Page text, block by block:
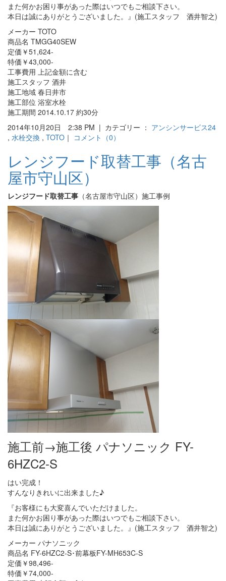
また何かお困り事があった際はいつでもご相談下さい。
本日は誠にありがとうございました。』(施工スタッフ 酒井智之)
メーカー TOTO
商品名 TMGG40SEW
定価￥51,624-
特価￥43,000-
工事費用 上記金額に含む
施工スタッフ 酒井
施工地域 春日井市
施工部位 浴室水栓
施工期間 2014.10.17 約30分
2014年10月20日 2:38 PM | カテゴリー ： アンシンサービス24
, 水栓交換 , TOTO ｜ コメント（0）
レンジフード取替工事（名古
屋市守山区）
レンジフード取替工事 （名古屋市守山区）施工事例
施工前→施工後 パナソニック FY-
6HZC2-S
はい完成！
すんなりきれいに出来ました♪
『お客様にも大変喜んでいただけました。
また何かお困り事があった際はいつでもご相談下さい。
本日は誠にありがとうございました。』(施工スタッフ 酒井智之)
メーカー パナソニック
商品名 FY-6HZC2-S･前幕板FY-MH653C-S
定価￥98,496-
特価￥74,000-